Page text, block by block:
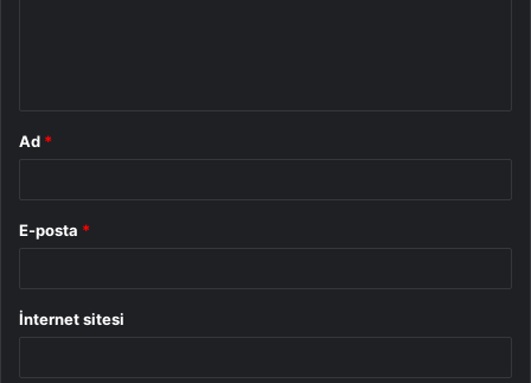
Ad *
E-posta *
İnternet sitesi